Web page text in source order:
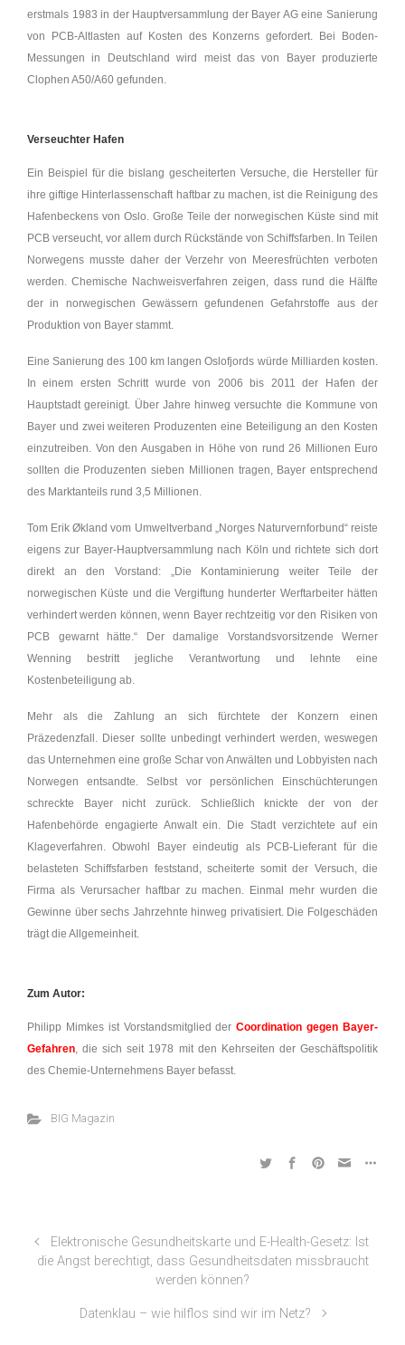
erstmals 1983 in der Hauptversammlung der Bayer AG eine Sanierung
von PCB-Altlasten auf Kosten des Konzerns gefordert. Bei Boden-
Messungen in Deutschland wird meist das von Bayer produzierte
Clophen A50/A60 gefunden.
Verseuchter Hafen
Ein Beispiel für die bislang gescheiterten Versuche, die Hersteller für
ihre giftige Hinterlassenschaft haftbar zu machen, ist die Reinigung des
Hafenbeckens von Oslo. Große Teile der norwegischen Küste sind mit
PCB verseucht, vor allem durch Rückstände von Schiffsfarben. In Teilen
Norwegens musste daher der Verzehr von Meeresfrüchten verboten
werden. Chemische Nachweisverfahren zeigen, dass rund die Hälfte
der in norwegischen Gewässern gefundenen Gefahrstoffe aus der
Produktion von Bayer stammt.
Eine Sanierung des 100 km langen Oslofjords würde Milliarden kosten.
In einem ersten Schritt wurde von 2006 bis 2011 der Hafen der
Hauptstadt gereinigt. Über Jahre hinweg versuchte die Kommune von
Bayer und zwei weiteren Produzenten eine Beteiligung an den Kosten
einzutreiben. Von den Ausgaben in Höhe von rund 26 Millionen Euro
sollten die Produzenten sieben Millionen tragen, Bayer entsprechend
des Marktanteils rund 3,5 Millionen.
Tom Erik Økland vom Umweltverband „Norges Naturvernforbund“ reiste
eigens zur Bayer-Hauptversammlung nach Köln und richtete sich dort
direkt an den Vorstand: „Die Kontaminierung weiter Teile der
norwegischen Küste und die Vergiftung hunderter Werftarbeiter hätten
verhindert werden können, wenn Bayer rechtzeitig vor den Risiken von
PCB gewarnt hätte.“ Der damalige Vorstandsvorsitzende Werner
Wenning bestritt jegliche Verantwortung und lehnte eine
Kostenbeteiligung ab.
Mehr als die Zahlung an sich fürchtete der Konzern einen
Präzedenzfall. Dieser sollte unbedingt verhindert werden, weswegen
das Unternehmen eine große Schar von Anwälten und Lobbyisten nach
Norwegen entsandte. Selbst vor persönlichen Einschüchterungen
schreckte Bayer nicht zurück. Schließlich knickte der von der
Hafenbehörde engagierte Anwalt ein. Die Stadt verzichtete auf ein
Klageverfahren. Obwohl Bayer eindeutig als PCB-Lieferant für die
belasteten Schiffsfarben feststand, scheiterte somit der Versuch, die
Firma als Verursacher haftbar zu machen. Einmal mehr wurden die
Gewinne über sechs Jahrzehnte hinweg privatisiert. Die Folgeschäden
trägt die Allgemeinheit.
Zum Autor:
Philipp Mimkes ist Vorstandsmitglied derCoordination gegen Bayer-
Gefahren, die sich seit 1978 mit den Kehrseiten der Geschäftspolitik
des Chemie-Unternehmens Bayer befasst.
BIG Magazin
Elektronische Gesundheitskarte und E-Health-Gesetz: Ist
die Angst berechtigt, dass Gesundheitsdaten missbraucht
werden können?
Datenklau – wie hilflos sind wir im Netz?